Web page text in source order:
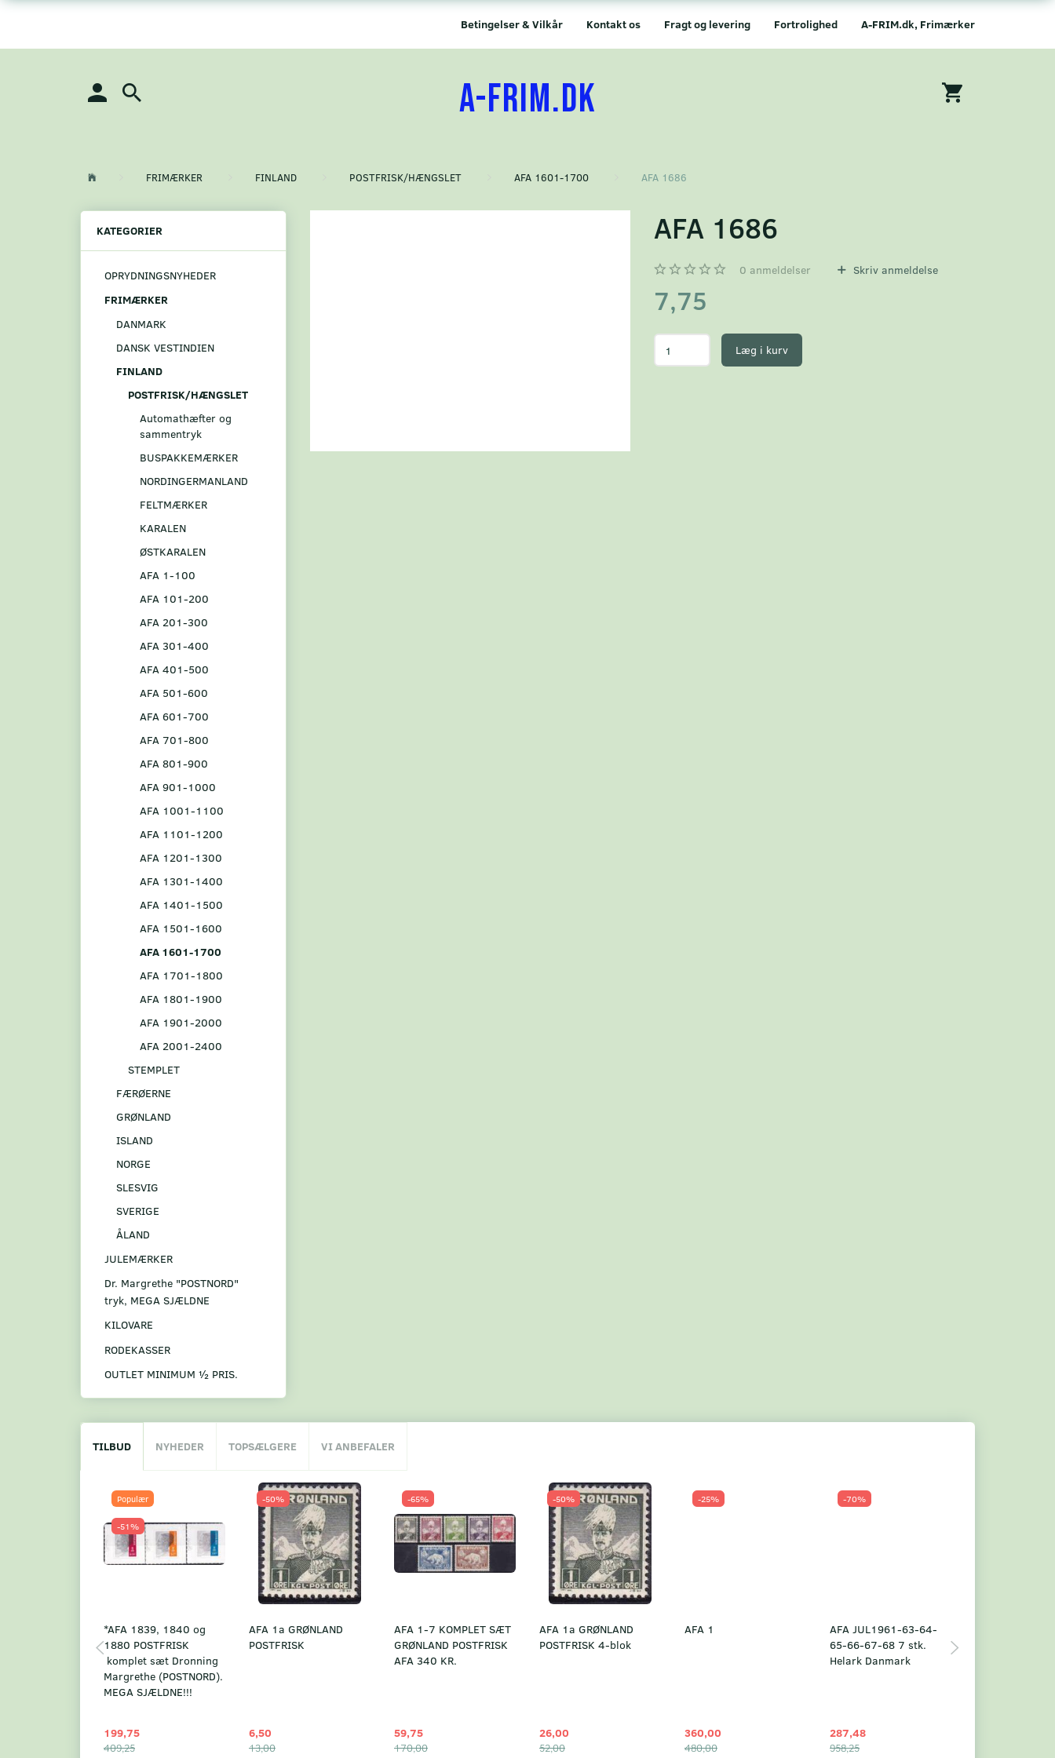
A-FRIM.dk, Frimærker
Fortrolighed
Fragt og levering
Kontakt os
Betingelser & Vilkår
A-FRIM.DK
FRIMÆRKER FINLAND POSTFRISK/HÆNGSLET AFA 1601-1700 AFA 1686
KATEGORIER
OPRYDNINGSNYHEDER
FRIMÆRKER
DANMARK
DANSK VESTINDIEN
FINLAND
POSTFRISK/HÆNGSLET
Automathæfter og
sammentryk
BUSPAKKEMÆRKER
NORDINGERMANLAND
FELTMÆRKER
KARALEN
ØSTKARALEN
AFA 1-100
AFA 101-200
AFA 201-300
AFA 301-400
AFA 401-500
AFA 501-600
AFA 601-700
AFA 701-800
AFA 801-900
AFA 901-1000
AFA 1001-1100
AFA 1101-1200
AFA 1201-1300
AFA 1301-1400
AFA 1401-1500
AFA 1501-1600
AFA 1601-1700
AFA 1701-1800
AFA 1801-1900
AFA 1901-2000
AFA 2001-2400
STEMPLET
FÆRØERNE
GRØNLAND
ISLAND
NORGE
SLESVIG
SVERIGE
ÅLAND
JULEMÆRKER
Dr. Margrethe "POSTNORD"
tryk, MEGA SJÆLDNE
KILOVARE
RODEKASSER
OUTLET MINIMUM ½ PRIS.
AFA 1686
0 anmeldelser Skriv anmeldelse
7,75
Læg i kurv
TILBUD NYHEDER TOPSÆLGERE VI ANBEFALER
Populær
-51%
*AFA 1839, 1840 og
1880 POSTFRISK
komplet sæt Dronning
Margrethe (POSTNORD).
MEGA SJÆLDNE!!!
199,75
409,25
-50%
AFA 1a GRØNLAND
POSTFRISK
6,50
13,00
-65%
AFA 1-7 KOMPLET SÆT
GRØNLAND POSTFRISK
AFA 340 KR.
59,75
170,00
-50%
AFA 1a GRØNLAND
POSTFRISK 4-blok
26,00
52,00
-25%
AFA 1
360,00
480,00
-70%
AFA JUL1961-63-64-
65-66-67-68 7 stk.
Helark Danmark
287,48
958,25